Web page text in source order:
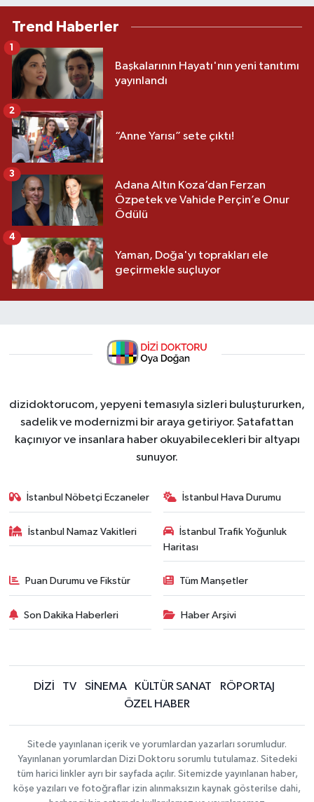
Trend Haberler
Başkalarının Hayatı'nın yeni tanıtımı
yayınlandı
1
“Anne Yarısı” sete çıktı!
2
Adana Altın Koza’dan Ferzan
Özpetek ve Vahide Perçin’e Onur
Ödülü
3
Yaman, Doğa'yı toprakları ele
geçirmekle suçluyor
4
dizidoktorucom, yepyeni temasıyla sizleri buluştururken,
sadelik ve modernizmi bir araya getiriyor. Şatafattan
kaçınıyor ve insanlara haber okuyabilecekleri bir altyapı
sunuyor.
İstanbul Nöbetçi Eczaneler İstanbul Hava Durumu
İstanbul Namaz Vakitleri
İstanbul Trafik Yoğunluk
Haritası
Puan Durumu ve Fikstür Tüm Manşetler
Son Dakika Haberleri Haber Arşivi
DİZİ TV SİNEMA KÜLTÜR SANAT
RÖPORTAJ
ÖZEL HABER
Sitede yayınlanan içerik ve yorumlardan yazarları sorumludur.
Yayınlanan yorumlardan Dizi Doktoru sorumlu tutulamaz. Sitedeki
tüm harici linkler ayrı bir sayfada açılır. Sitemizde yayınlanan haber,
köşe yazıları ve fotoğraflar izin alınmaksızın kaynak gösterilse dahi,